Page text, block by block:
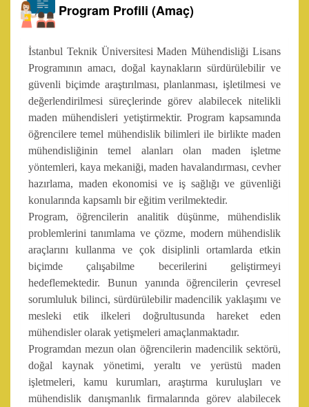
Program Profili (Amaç)
İstanbul Teknik Üniversitesi Maden Mühendisliği Lisans
Programının amacı, doğal kaynakların sürdürülebilir ve
güvenli biçimde araştırılması, planlanması, işletilmesi ve
değerlendirilmesi süreçlerinde görev alabilecek nitelikli
maden mühendisleri yetiştirmektir. Program kapsamında
öğrencilere temel mühendislik bilimleri ile birlikte maden
mühendisliğinin temel alanları olan maden işletme
yöntemleri, kaya mekaniği, maden havalandırması, cevher
hazırlama, maden ekonomisi ve iş sağlığı ve güvenliği
konularında kapsamlı bir eğitim verilmektedir.
Program, öğrencilerin analitik düşünme, mühendislik
problemlerini tanımlama ve çözme, modern mühendislik
araçlarını kullanma ve çok disiplinli ortamlarda etkin
biçimde çalışabilme becerilerini geliştirmeyi
hedeflemektedir. Bunun yanında öğrencilerin çevresel
sorumluluk bilinci, sürdürülebilir madencilik yaklaşımı ve
mesleki etik ilkeleri doğrultusunda hareket eden
mühendisler olarak yetişmeleri amaçlanmaktadır.
Programdan mezun olan öğrencilerin madencilik sektörü,
doğal kaynak yönetimi, yeraltı ve yerüstü maden
işletmeleri, kamu kurumları, araştırma kuruluşları ve
mühendislik danışmanlık firmalarında görev alabilecek